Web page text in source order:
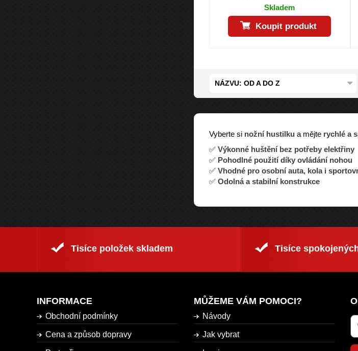
Skladem
Koupit produkt
NÁZVU: OD A DO Z
Vyberte si nožní hustilku a mějte rychlé a
✅ Výkonné huštění bez potřeby elektřiny
✅ Pohodlné použití díky ovládání nohou
✅ Vhodné pro osobní auta, kola i
✅ Odolná a stabilní konstrukce
Tisíce položek skladem Tisíce
INFORMACE
Obchodní podmínky
Cena a způsob dopravy
MŮŽEME VÁM POMOCI?
Návody
Jak vybrat